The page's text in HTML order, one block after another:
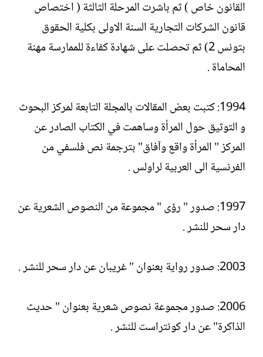
القانون خاص ) ثم باشرت المرحلة الثالثة ( اختصاص
قانون الشركات التجارية السنة الاولى بكلية الحقوق
بتونس 2) ثم تحصلت على شهادة كفاءة للممارسة مهنة
المحاماة .
1994: كتبت بعض المقالات بالمجلة التابعة لمركز البحوث
و التوثيق حول المرأة وساهمت في الكتاب الصادر عن
المركز " المرأة واقع وآفاق" بترجمة نص فلسفي من
الفرنسية الى العربية لراولس .
1997: صدور " رؤى " مجموعة من النصوص الشعرية عن
دار سحر للنشر .
2003: صدور رواية بعنوان " غريبان عن دار سحر للنشر .
2006: صدور مجموعة نصوص شعرية بعنوان " حديث
الذاكرة" عن دار كونتراست للنشر .